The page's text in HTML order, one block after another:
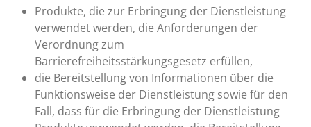
Produkte, die zur Erbringung der Dienstleistung
verwendet werden, die Anforderungen der
Verordnung zum
Barrierefreiheitsstärkungsgesetz erfüllen,
die Bereitstellung von Informationen über die
Funktionsweise der Dienstleistung sowie für den
Fall, dass für die Erbringung der Dienstleistung